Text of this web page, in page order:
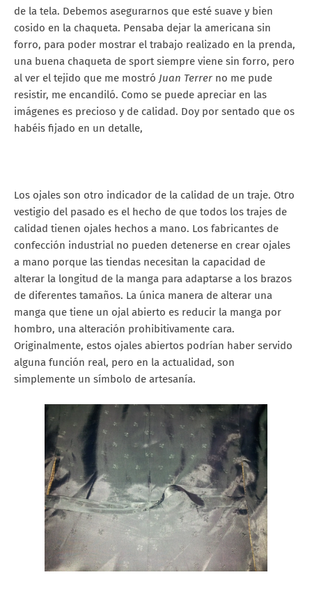
de la tela. Debemos asegurarnos que esté suave y bien
cosido en la chaqueta. Pensaba dejar la americana sin
forro, para poder mostrar el trabajo realizado en la prenda,
una buena chaqueta de sport siempre viene sin forro, pero
al ver el tejido que me mostró Juan Terrer no me pude
resistir, me encandiló. Como se puede apreciar en las
imágenes es precioso y de calidad. Doy por sentado que os
habéis fijado en un detalle,
Los ojales son otro indicador de la calidad de un traje. Otro
vestigio del pasado es el hecho de que todos los trajes de
calidad tienen ojales hechos a mano. Los fabricantes de
confección industrial no pueden detenerse en crear ojales
a mano porque las tiendas necesitan la capacidad de
alterar la longitud de la manga para adaptarse a los brazos
de diferentes tamaños. La única manera de alterar una
manga que tiene un ojal abierto es reducir la manga por
hombro, una alteración prohibitivamente cara.
Originalmente, estos ojales abiertos podrían haber servido
alguna función real, pero en la actualidad, son
simplemente un símbolo de artesanía.